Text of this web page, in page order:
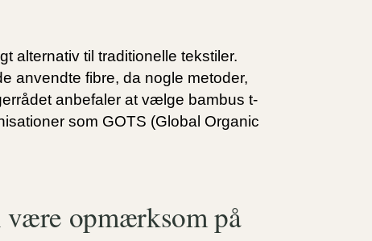
alternativ til traditionelle tekstiler.
anvendte fibre, da nogle metoder,
anbefaler at vælge bambus t-
som GOTS (Global Organic
være opmærksom på